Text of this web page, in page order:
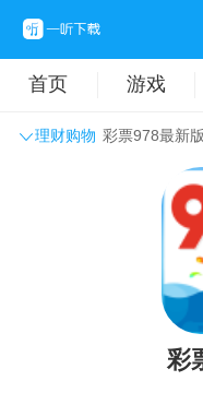
首页 游戏
理财购物 彩票978最新版
主题壁
拍摄美
彩